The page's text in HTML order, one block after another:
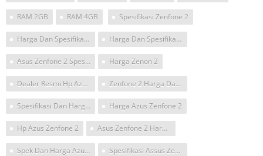
RAM 2GB RAM 4GB Spesifikasi Zenfone 2
Harga Dan Spesifikasi Asus Zenfone 2 Harga Dan Spesifikasi Hp Asus Zenfone 2
Asus Zenfone 2 Spesifikasi Harga Zenon 2
Dealer Resmi Hp Azus ZenfOne Zenfone 2 Harga Dan Spesifikasi
Spesifikasi Dan Harga Zenfone 2 Harga Azus Zenfone 2
Hp Azus Zenfone 2 Asus Zenfone 2 Harga Dan Spesifikasi
Spek Dan Harga Azus Zenfone 2 Spesifikasi Assus Zenfon 2 Dan Harga